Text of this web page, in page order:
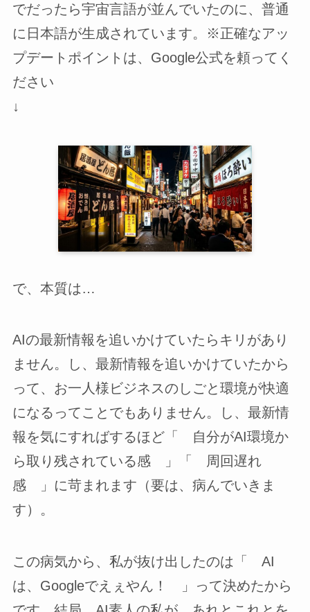
でだったら宇宙言語が並んでいたのに、普通
に日本語が生成されています。※正確なアッ
プデートポイントは、Google公式を頼ってく
ださい
↓
で、本質は…
AIの最新情報を追いかけていたらキリがあり
ません。し、最新情報を追いかけていたから
って、お一人様ビジネスのしごと環境が快適
になるってことでもありません。し、最新情
報を気にすればするほど「 自分がAI環境か
ら取り残されている感 」「 周回遅れ
感 」に苛まれます（要は、病んでいきま
す）。
この病気から、私が抜け出したのは「 AI
は、Googleでえぇやん！ 」って決めたから